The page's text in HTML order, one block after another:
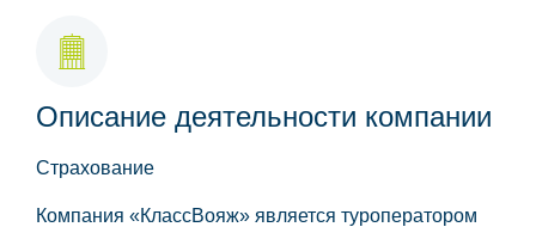
Описание деятельности компании
Страхование
Компания «КлассВояж» является туроператором